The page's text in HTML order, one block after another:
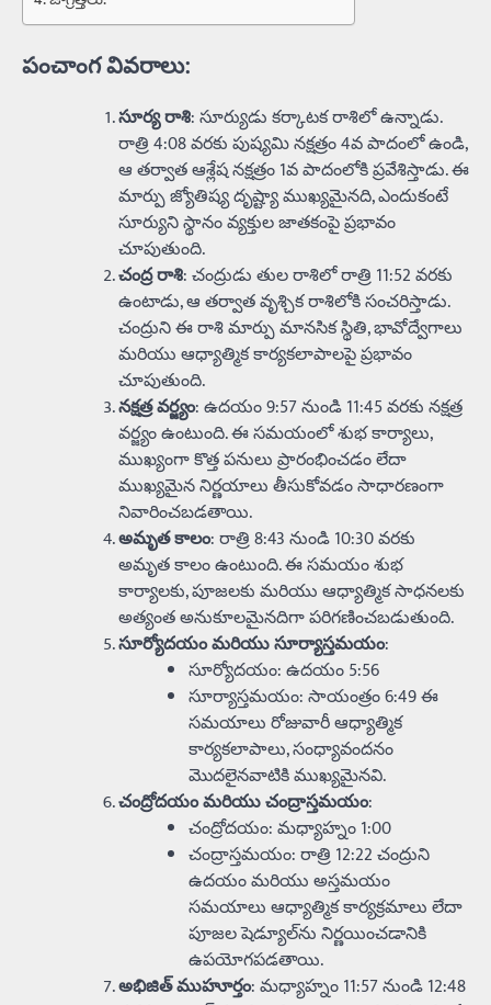
పంచాంగ వివరాలు:
సూర్య రాశి: సూర్యుడు కర్కాటక రాశిలో ఉన్నాడు.
రాత్రి 4:08 వరకు పుష్యమి నక్షత్రం 4వ పాదంలో ఉండి,
ఆ తర్వాత ఆశ్లేష నక్షత్రం 1వ పాదంలోకి ప్రవేశిస్తాడు. ఈ
మార్పు జ్యోతిష్య దృష్ట్యా ముఖ్యమైనది, ఎందుకంటే
సూర్యుని స్థానం వ్యక్తుల జాతకంపై ప్రభావం
చూపుతుంది.
చంద్ర రాశి: చంద్రుడు తుల రాశిలో రాత్రి 11:52 వరకు
ఉంటాడు, ఆ తర్వాత వృశ్చిక రాశిలోకి సంచరిస్తాడు.
చంద్రుని ఈ రాశి మార్పు మానసిక స్థితి, భావోద్వేగాలు
మరియు ఆధ్యాత్మిక కార్యకలాపాలపై ప్రభావం
చూపుతుంది.
నక్షత్ర వర్జ్యం: ఉదయం 9:57 నుండి 11:45 వరకు నక్షత్ర
వర్జ్యం ఉంటుంది. ఈ సమయంలో శుభ కార్యాలు,
ముఖ్యంగా కొత్త పనులు ప్రారంభించడం లేదా
ముఖ్యమైన నిర్ణయాలు తీసుకోవడం సాధారణంగా
నివారించబడతాయి.
అమృత కాలం: రాత్రి 8:43 నుండి 10:30 వరకు
అమృత కాలం ఉంటుంది. ఈ సమయం శుభ
కార్యాలకు, పూజలకు మరియు ఆధ్యాత్మిక సాధనలకు
అత్యంత అనుకూలమైనదిగా పరిగణించబడుతుంది.
సూర్యోదయం మరియు సూర్యాస్తమయం:
సూర్యోదయం: ఉదయం 5:56
సూర్యాస్తమయం: సాయంత్రం 6:49 ఈ
సమయాలు రోజువారీ ఆధ్యాత్మిక
కార్యకలాపాలు, సంధ్యావందనం
మొదలైనవాటికి ముఖ్యమైనవి.
చంద్రోదయం మరియు చంద్రాస్తమయం:
చంద్రోదయం: మధ్యాహ్నం 1:00
చంద్రాస్తమయం: రాత్రి 12:22 చంద్రుని
ఉదయం మరియు అస్తమయం
సమయాలు ఆధ్యాత్మిక కార్యక్రమాలు లేదా
పూజల షెడ్యూల్‌ను నిర్ణయించడానికి
ఉపయోగపడతాయి.
అభిజిత్ ముహూర్తం: మధ్యాహ్నం 11:57 నుండి 12:48